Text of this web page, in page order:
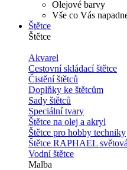
Olejové barvy
Vše co Vás
Štětce
Štětce
Akvarel
Cestovní skládací štětce
Čistění štětců
Doplňky ke štětcům
Sady štětců
Speciální tvary
Štětce na olej a akryl
Štětce pro hobby techniky
Štětce RAPHAEL
Vodní štětce
Malba